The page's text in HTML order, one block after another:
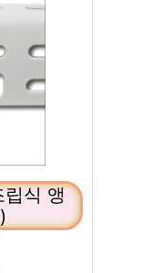
식 앵